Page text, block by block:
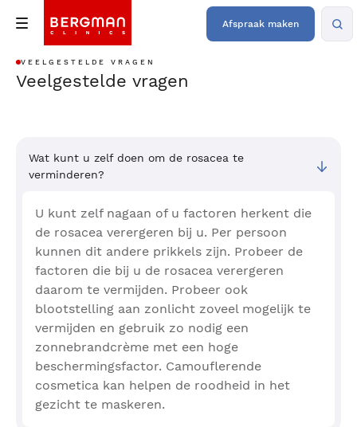
Afspraak maken
VEELGESTELDE VRAGEN
Veelgestelde vragen
Wat kunt u zelf doen om de rosacea te
verminderen?
U kunt zelf nagaan of u factoren herkent die
de rosacea verergeren bij u. Per persoon
kunnen dit andere prikkels zijn. Probeer de
factoren die bij u de rosacea verergeren
daarom te vermijden. Probeer ook
blootstelling aan zonlicht zoveel mogelijk te
vermijden en gebruik zo nodig een
zonnebrandcrème met een hoge
beschermingsfactor. Camouflerende
cosmetica kan helpen de roodheid in het
gezicht te maskeren.